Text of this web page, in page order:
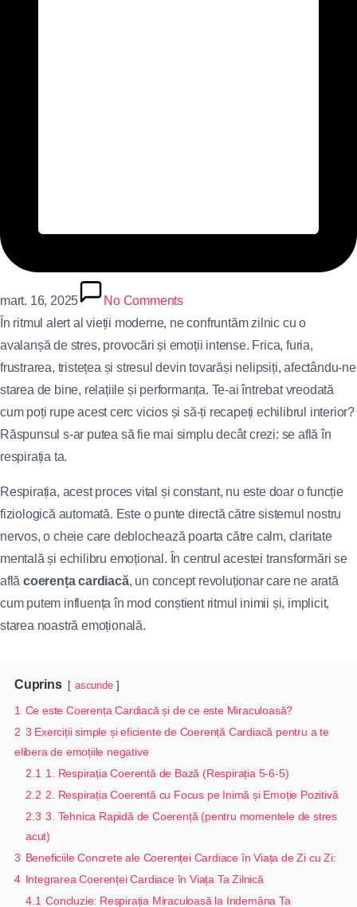
mart. 16, 2025
No Comments
În ritmul alert al vieții moderne, ne confruntăm zilnic cu o
avalanșă de stres, provocări și emoții intense. Frica, furia,
frustrarea, tristețea și stresul devin tovarăși nelipsiți, afectându-ne
starea de bine, relațiile și performanța. Te-ai întrebat vreodată
cum poți rupe acest cerc vicios și să-ți recapeți echilibrul interior?
Răspunsul s-ar putea să fie mai simplu decât crezi: se află în
respirația ta.
Respirația, acest proces vital și constant, nu este doar o funcție
fiziologică automată. Este o punte directă către sistemul nostru
nervos, o cheie care deblochează poarta către calm, claritate
mentală și echilibru emoțional. În centrul acestei transformări se
află coerența cardiacă, un concept revoluționar care ne arată
cum putem influența în mod conștient ritmul inimii și, implicit,
starea noastră emoțională.
Cuprins ascunde
1 Ce este Coerența Cardiacă și de ce este Miraculoasă?
2 3 Exerciții simple și eficiente de Coerență Cardiacă pentru a te
elibera de emoțiile negative
2.1 1. Respirația Coerentă de Bază (Respirația 5-6-5)
2.2 2. Respirația Coerentă cu Focus pe Inimă și Emoție Pozitivă
2.3 3. Tehnica Rapidă de Coerență (pentru momentele de stres
acut)
3 Beneficiile Concrete ale Coerenței Cardiace în Viața de Zi cu Zi:
4 Integrarea Coerenței Cardiace în Viața Ta Zilnică
4.1 Concluzie: Respirația Miraculoasă la Indemâna Ta